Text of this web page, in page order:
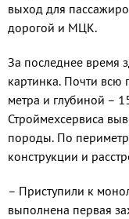
выход для
дорогой и МЦК.
За последнее время
картинка. Почти всю
метра и глубиной –
Строймехсервиса
породы. По
конструк­ции и
– Приступили к
выполнена первая